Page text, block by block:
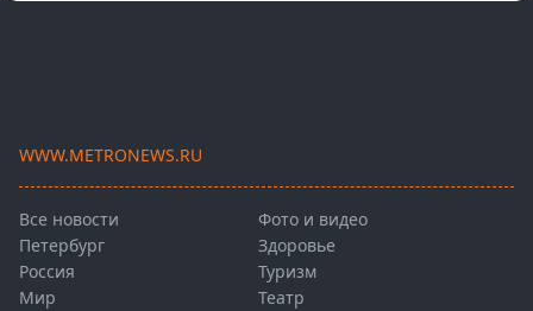
WWW.METRONEWS.RU
Все новости
Петербург
Россия
Мир
Фото и видео
Здоровье
Туризм
Театр